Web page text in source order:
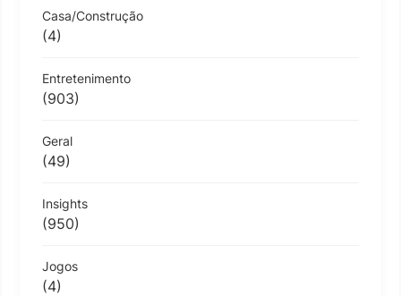
Casa/Construção
(4)
Entretenimento
(903)
Geral
(49)
Insights
(950)
Jogos
(4)